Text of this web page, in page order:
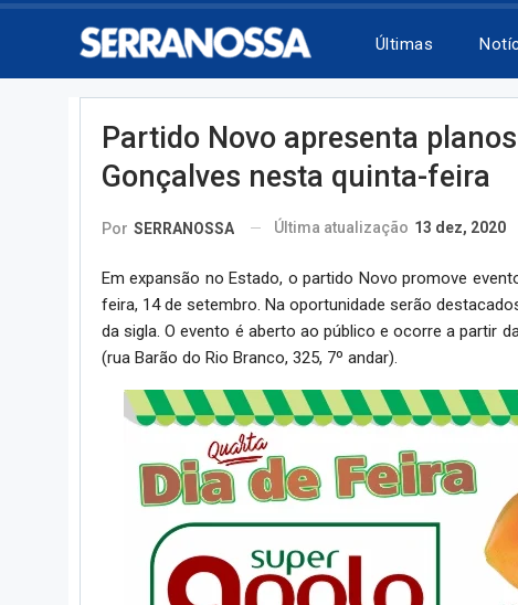
Últimas
Partido Novo apresenta
Gonçalves nesta quinta-feira
Por SERRANOSSA Última atualização 13 dez, 2020
Em expansão no Estado, o partido Novo promove
feira, 14 de setembro. Na oportunidade serão
da sigla. O evento é aberto ao público e ocorre a partir
(rua Barão do Rio Branco, 325, 7º andar).